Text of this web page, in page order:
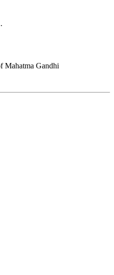
Mahatma Gandhi